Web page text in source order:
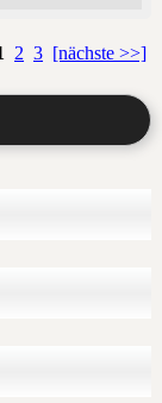
2 3 [nächste >>]